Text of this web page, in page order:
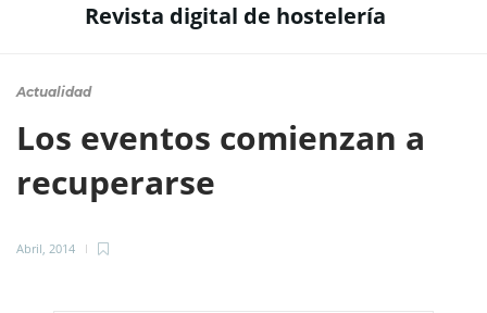
Revista digital de hostelería
Actualidad
Los eventos comienzan a
recuperarse
Abril, 2014